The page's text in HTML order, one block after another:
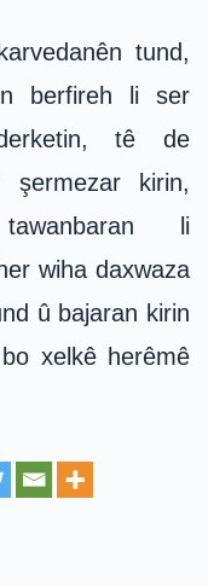
tund,
berfireh li ser
tê de
şermezar kirin,
li
wiha daxwaza
û bajaran kirin
xelkê herêmê